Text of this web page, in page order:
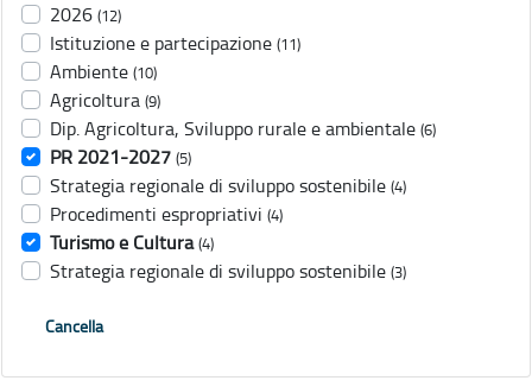
2026 (12)
Istituzione e partecipazione (11)
Ambiente (10)
Agricoltura (9)
Dip. Agricoltura, Sviluppo rurale e ambientale (6)
PR 2021-2027 (5)
Strategia regionale di sviluppo sostenibile (4)
Procedimenti espropriativi (4)
Turismo e Cultura (4)
Strategia regionale di sviluppo sostenibile (3)
Cancella